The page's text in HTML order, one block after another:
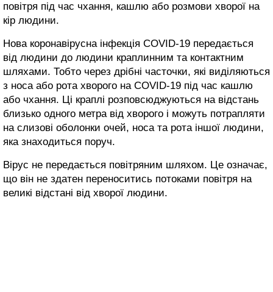
повітря під час чхання, кашлю або розмови хворої на
кір людини.
Нова коронавірусна інфекція COVID-19 передається
від людини до людини краплинним та контактним
шляхами. Тобто через дрібні часточки, які виділяються
з носа або рота хворого на COVID-19 під час кашлю
або чхання. Ці краплі розповсюджуються на відстань
близько одного метра від хворого і можуть потрапляти
на слизові оболонки очей, носа та рота іншої людини,
яка знаходиться поруч.
Вірус не передається повітряним шляхом. Це означає,
що він не здатен переноситись потоками повітря на
великі відстані від хворої людини.